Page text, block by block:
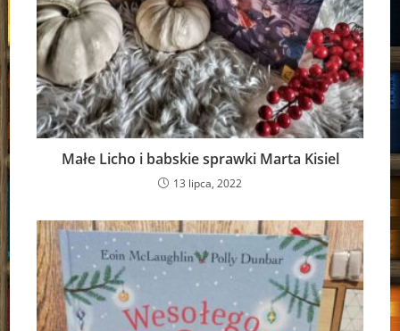
Małe Licho i babskie sprawki Marta Kisiel
13 lipca, 2022